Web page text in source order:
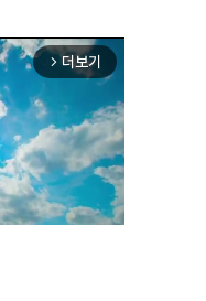
arrow_forward_ios 더보기